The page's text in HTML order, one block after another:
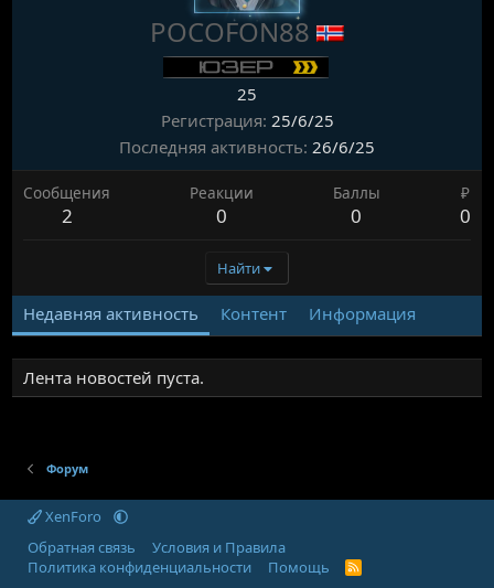
POCOFON88
25
Регистрация 25/6/25
Последняя активность 26/6/25
Сообщения
2
Реакции
0
Баллы
0
₽
0
Найти
Недавняя активность Контент Информация
Лента новостей пуста.
Форум
XenForo
Обратная связь
Условия и Правила
Политика конфиденциальности
Помощь
R